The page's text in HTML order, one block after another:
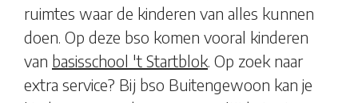
ruimtes waar de kinderen van alles kunnen
doen. Op deze bso komen vooral kinderen
van basisschool 't Startblok. Op zoek naar
extra service? Bij bso Buitengewoon kan je